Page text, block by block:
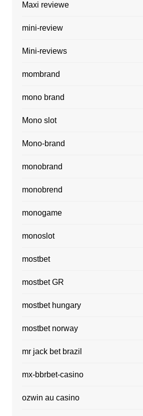
Maxi reviewe
mini-review
Mini-reviews
mombrand
mono brand
Mono slot
Mono-brand
monobrand
monobrend
monogame
monoslot
mostbet
mostbet GR
mostbet hungary
mostbet norway
mr jack bet brazil
mx-bbrbet-casino
ozwin au casino